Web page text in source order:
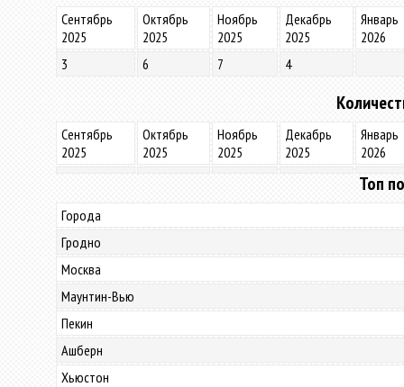
Сентябрь
2025
Октябрь
2025
Ноябрь
2025
Декабрь
2025
Январь
2026
3
6 7 4
Сентябрь
2025
Октябрь
2025
Ноябрь
2025
Декабрь
2025
Январь
2026
Топ
Города
Гродно
Москва
Маунтин-Вью
Пекин
Ашберн
Хьюстон